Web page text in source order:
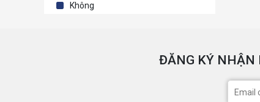
Không
ĐĂNG KÝ NHẬN